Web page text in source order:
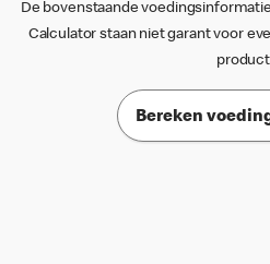
De bovenstaande
Calculator staan niet garant voor
Bereken